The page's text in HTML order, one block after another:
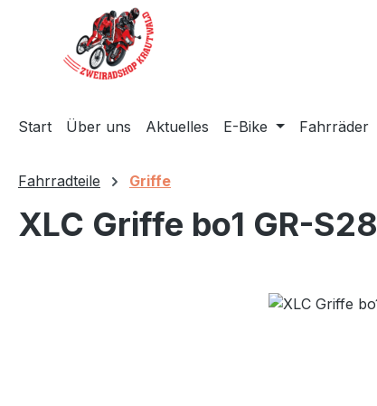
Hauptinhalt springen
Zur Suche springen
Zur Hauptnavigation springen
Start Über uns Aktuelles E-Bike Fahrräder
Fahrradteile Griffe
XLC Griffe bo1 GR-S28